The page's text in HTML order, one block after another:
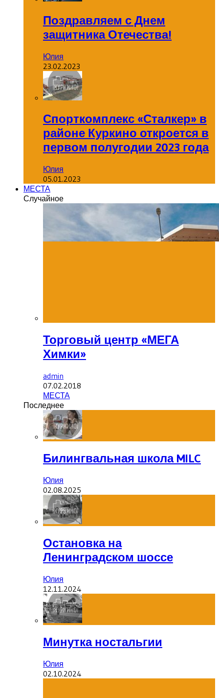
Поздравляем с Днем
защитника Отечества!
Юлия
23.02.2023
Спорткомплекс «Сталкер» в
районе Куркино откроется в
первом полугодии 2023 года
Юлия
05.01.2023
МЕСТА
Случайное
Торговый центр «МЕГА
Химки»
admin
07.02.2018
МЕСТА
Последнее
Билингвальная школа MILC
Юлия
02.08.2025
Остановка на
Ленинградском шоссе
Юлия
12.11.2024
Минутка ностальгии
Юлия
02.10.2024